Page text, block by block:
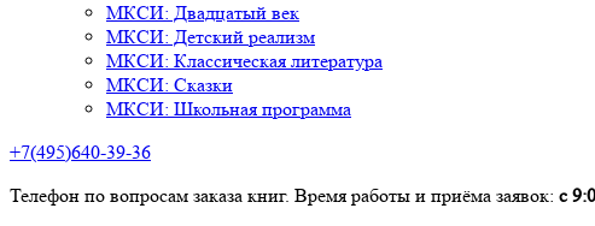
МКСИ: Двадцатый век
МКСИ: Детский реализм
МКСИ: Классическая литература
МКСИ: Сказки
МКСИ: Школьная программа
+7(495)640-39-36
Телефон по вопросам заказа книг. Время работы и приёма заявок: с